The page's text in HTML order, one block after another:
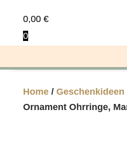
0,00 €
0
Home/ Geschenkideen
Ornament Ohrringe,